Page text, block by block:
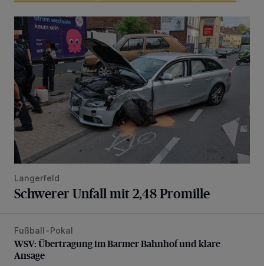
Schwerer Unfall mit 2,48 Promille
Langerfeld
Schwerer Unfall mit 2,48 Promille
WSV: Übertragung im Barmer Bahnhof und klare Ansage
Fußball-Pokal
WSV: Übertragung im Barmer Bahnhof und klare
Ansage